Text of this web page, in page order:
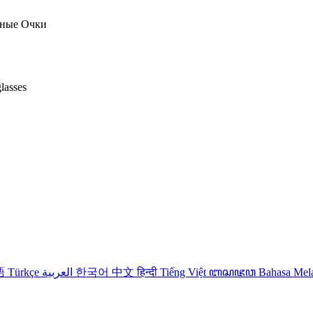
Очки
Türkçe 한국어 中文हिन्दी Tiếng Việt ꦧꦱꦗꦮ Bahasa